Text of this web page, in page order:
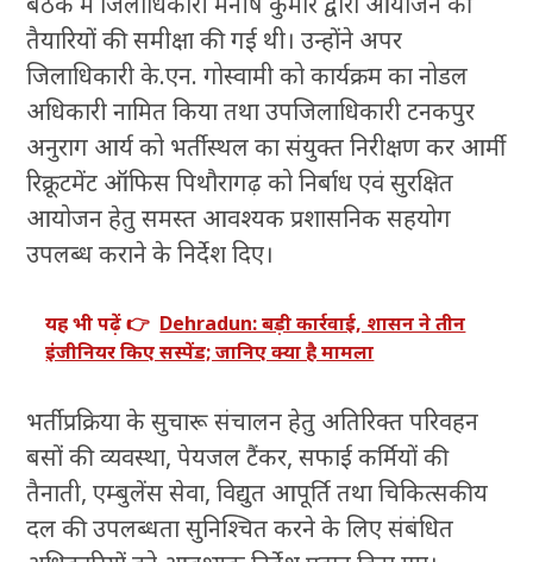
तैयारियों की समीक्षा की गई थी। उन्होंने अपर
जिलाधिकारी के.एन. गोस्वामी को कार्यक्रम का नोडल
अधिकारी नामित किया तथा उपजिलाधिकारी टनकपुर
अनुराग आर्य को भर्ती स्थल का संयुक्त निरीक्षण कर आर्मी
रिक्रूटमेंट ऑफिस पिथौरागढ़ को निर्बाध एवं सुरक्षित
आयोजन हेतु समस्त आवश्यक प्रशासनिक सहयोग
उपलब्ध कराने के निर्देश दिए।
यह भी पढ़ें 👉 Dehradun: बड़ी कार्रवाई, शासन ने तीन
इंजीनियर किए सस्पेंड; जानिए क्या है मामला
भर्ती प्रक्रिया के सुचारू संचालन हेतु अतिरिक्त परिवहन
बसों की व्यवस्था, पेयजल टैंकर, सफाई कर्मियों की
तैनाती, एम्बुलेंस सेवा, विद्युत आपूर्ति तथा चिकित्सकीय
दल की उपलब्धता सुनिश्चित करने के लिए संबंधित